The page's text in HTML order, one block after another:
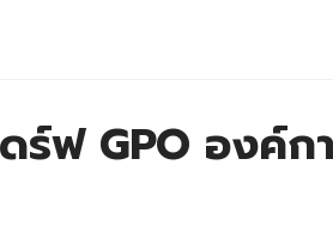
ร์ฟ GPO องค์ก